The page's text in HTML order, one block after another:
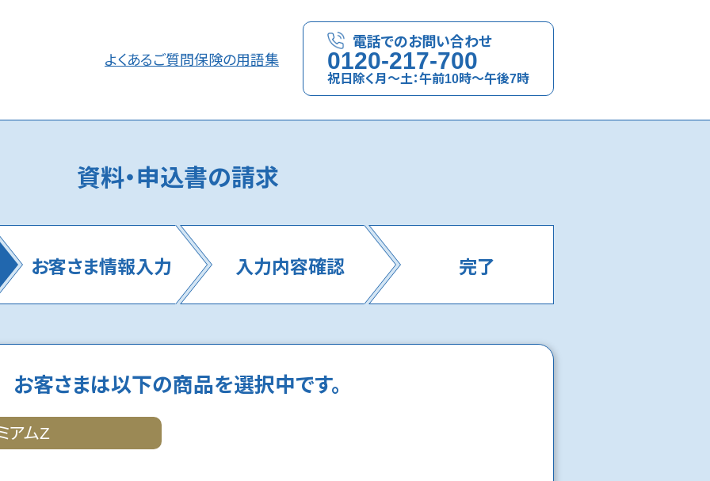
電話でのお問い合わせ
0120-217-700
祝日除く月～土：午前10時～午後7時
よくあるご質問保険の用語集
資料・申込書の請求
お客さま情報入力 入力内容確認 完了
お客さまは以下の商品を選択中です。
アムZ